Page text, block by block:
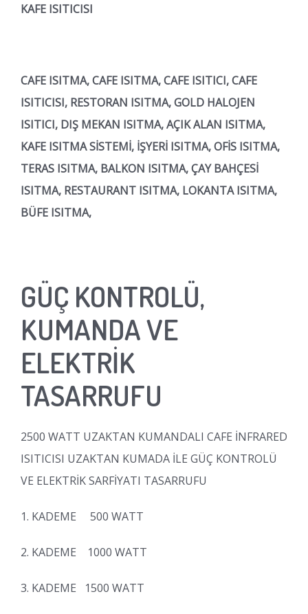
KAFE ISITICISI
CAFE ISITMA, CAFE ISITMA, CAFE ISITICI, CAFE
ISITICISI, RESTORAN ISITMA, GOLD HALOJEN
ISITICI, DIŞ MEKAN ISITMA, AÇIK ALAN ISITMA,
KAFE ISITMA SİSTEMİ, İŞYERİ ISITMA, OFİS ISITMA,
TERAS ISITMA, BALKON ISITMA, ÇAY BAHÇESİ
ISITMA, RESTAURANT ISITMA, LOKANTA ISITMA,
BÜFE ISITMA,
GÜÇ KONTROLÜ,
KUMANDA VE
ELEKTRİK
TASARRUFU
2500 WATT UZAKTAN KUMANDALI CAFE İNFRARED
ISITICISI UZAKTAN KUMADA İLE GÜÇ KONTROLÜ
VE ELEKTRİK SARFİYATI TASARRUFU
1. KADEME 500 WATT
2. KADEME 1000 WATT
3. KADEME 1500 WATT